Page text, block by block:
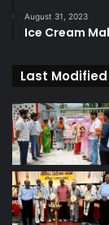
August 31, 2023
Ice Cream
Last